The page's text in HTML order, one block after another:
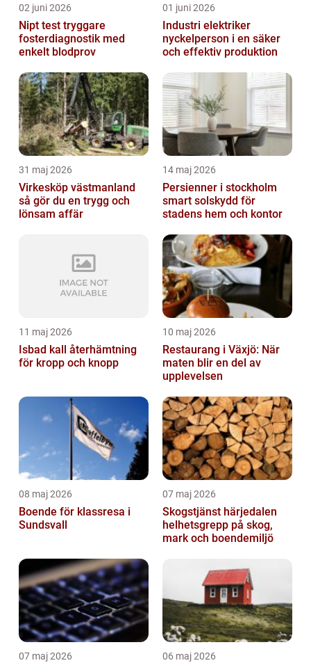
02 juni 2026
Nipt test tryggare
fosterdiagnostik med
enkelt blodprov
01 juni 2026
Industri elektriker
nyckelperson i en säker
och effektiv produktion
31 maj 2026
Virkesköp västmanland
så gör du en trygg och
lönsam affär
14 maj 2026
Persienner i stockholm
smart solskydd för
stadens hem och kontor
11 maj 2026
Isbad kall återhämtning
för kropp och knopp
10 maj 2026
Restaurang i Växjö: När
maten blir en del av
upplevelsen
08 maj 2026
Boende för klassresa i
Sundsvall
07 maj 2026
Skogstjänst härjedalen
helhetsgrepp på skog,
mark och boendemiljö
07 maj 2026 06 maj 2026